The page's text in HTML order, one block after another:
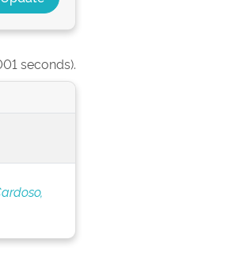
seconds).